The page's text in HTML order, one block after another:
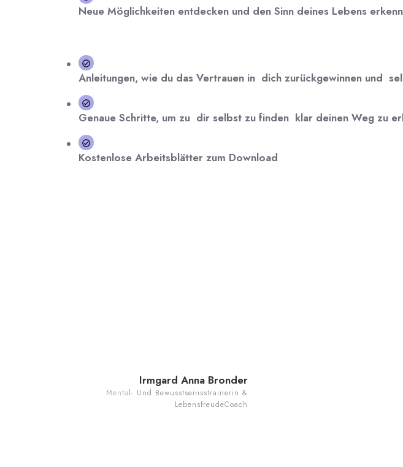
Neue Möglichkeiten entdecken und den Sinn deines Lebens
Anleitungen, wie du das Vertrauen in dich zurückgewinnen und
Genaue Schritte, um zu dir selbst zu finden klar deinen Weg zu
Kostenlose Arbeitsblätter zum Download
Irmgard Anna Bronder
Mental- Und Bewusstseinsstrainerin &
LebensfreudeCoach